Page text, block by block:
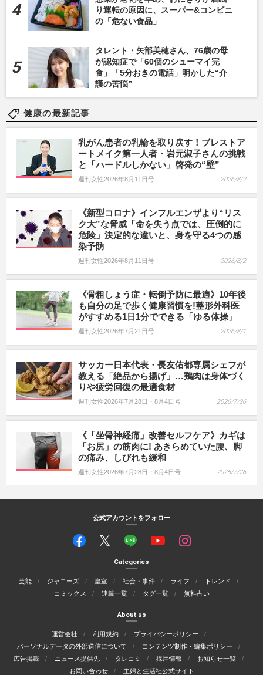
り運転の原因に、スーパー&コンビニ
の「危ない食品」
タレント・矢部美穂さん、76歳の母
が認知症で「60個のシューマイ完
食」「5分おきの電話」明かした“介
護の苦悩”
健康の最新記事
乳がん患者の乳輪を取り戻す！ブレストア
ートメイク第一人者・岩元淑子さんの挑戦
と「ハードルしかない」啓発の“壁”
週刊女性2026年8月11日号 2026/8/2
《新型コロナ》インフルエンザより“リス
ク大”な脅威「命を失う点では、圧倒的に
危険」決定的な違いと、身を守る4つの感
染予防
週刊女性2026年8月11日号 2026/8/2
《骨粗しょう症・転倒予防に最適》10年後
も自分の足で歩く健康習慣を!整形外科医
がすすめる1日1分でできる「ゆる体操」
週刊女性2026年7月21日号 2026/8/1
サッカー日本代表・長友佑都専属シェフが
教える「絶品から揚げ」…鶏肉は身体づく
りや疲労回復の最適食材
週刊女性2026年7月28日・8月4日号 2026/7/26
《「坐骨神経痛」改善セルフケア》カギは
「お尻」の筋肉に! あきらめていた腰、脚
の痛み、しびれも緩和
週刊女性2026年7月28日・8月4日号 2026/7/26
公式アカウントをフォロー
Categories
芸能 ジャニーズ 皇室 社会・事件 ライフ
トレンド
コミックス
連載一覧 タグ一覧 無料占い
About us
運営会社 利用規約
プライバシーポリシー
パーソナルデータの外部送信について
コンテンツ制作・編集ポリシー
広告掲載
ニュース提供先 タレコミ 採用情報
お知らせ一覧
お問い合わせ
主婦と生活社公式サイト